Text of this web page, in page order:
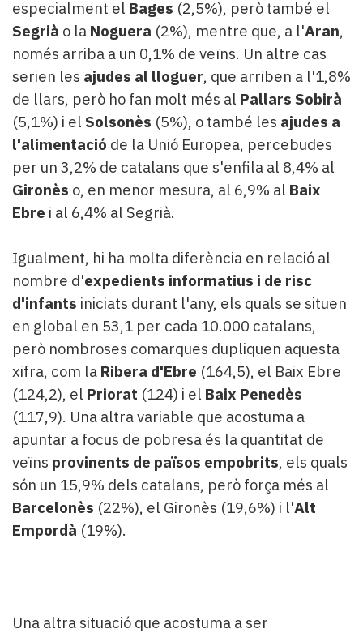
especialment el Bages (2,5%), però també el
Segrià o la Noguera (2%), mentre que, a l'Aran,
només arriba a un 0,1% de veïns. Un altre cas
serien les ajudes al lloguer, que arriben a l'1,8%
de llars, però ho fan molt més al Pallars Sobirà
(5,1%) i el Solsonès (5%), o també les ajudes a
l'alimentació de la Unió Europea, percebudes
per un 3,2% de catalans que s'enfila al 8,4% al
Gironès o, en menor mesura, al 6,9% al Baix
Ebre i al 6,4% al Segrià.
Igualment, hi ha molta diferència en relació al
nombre d'expedients informatius i de risc
d'infants iniciats durant l'any, els quals se situen
en global en 53,1 per cada 10.000 catalans,
però nombroses comarques dupliquen aquesta
xifra, com la Ribera d'Ebre (164,5), el Baix Ebre
(124,2), el Priorat (124) i el Baix Penedès
(117,9). Una altra variable que acostuma a
apuntar a focus de pobresa és la quantitat de
veïns provinents de països empobrits, els quals
són un 15,9% dels catalans, però força més al
Barcelonès (22%), el Gironès (19,6%) i l'Alt
Empordà (19%).
Una altra situació que acostuma a ser